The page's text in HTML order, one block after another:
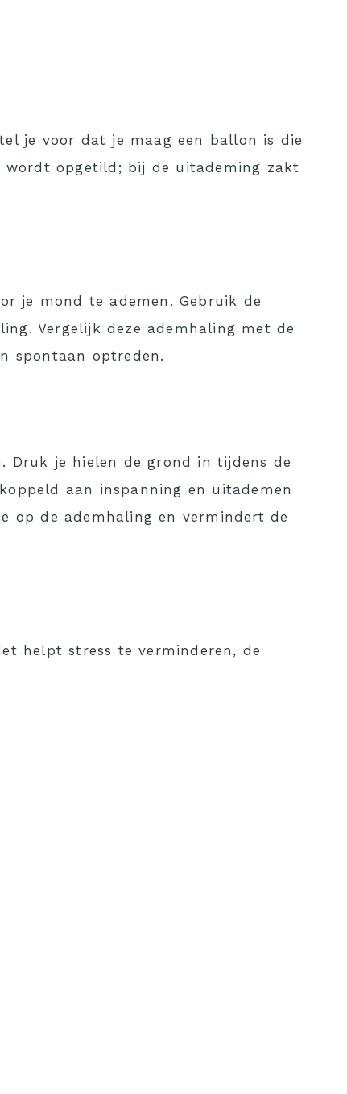
je voor dat je maag een ballon is die
wordt opgetild; bij de uitademing zakt
je mond te ademen. Gebruik de
Vergelijk deze ademhaling met de
spontaan optreden.
Druk je hielen de grond in tijdens de
aan inspanning en uitademen
op de ademhaling en vermindert de
helpt stress te verminderen, de